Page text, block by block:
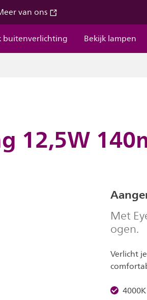
van ons
buitenverlichting Bekijk lampen
12,5W
Met
ogen.
Verlicht
4000K